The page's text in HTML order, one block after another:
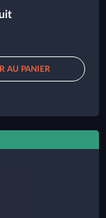
AU PANIER